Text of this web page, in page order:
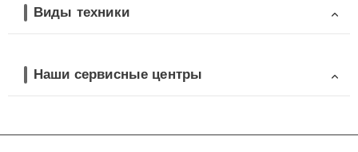
Виды техники
Наши сервисные центры